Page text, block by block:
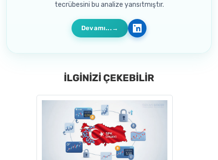
tecrübesini bu analize yansıtmıştır.
Devamı...
İLGİNİZİ ÇEKEBİLİR